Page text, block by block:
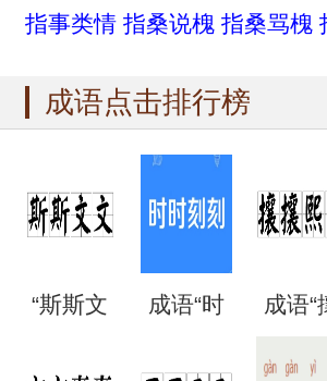
指事类情 指桑说槐 指桑骂槐
成语点击排行榜
“斯斯文 成语“时
时刻
成语“
攘熙